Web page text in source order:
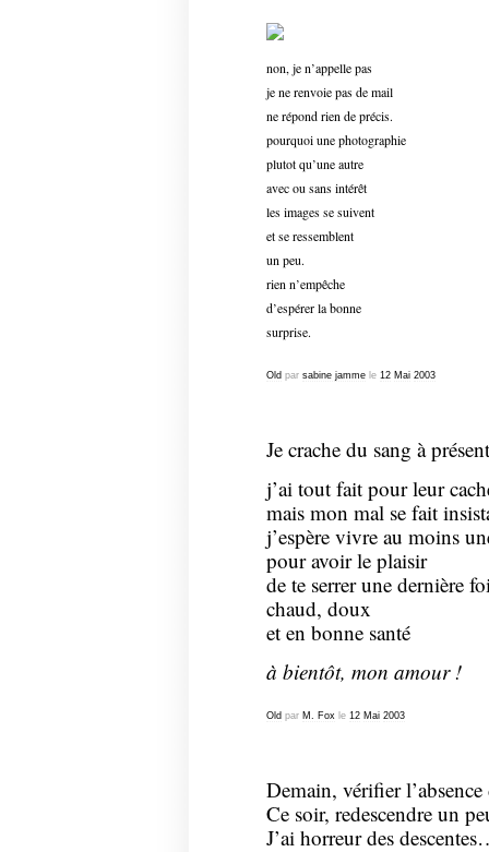
non, je n’appelle pas
je ne renvoie pas de mail
ne répond rien de précis.
pourquoi une photographie
plutot qu’une autre
avec ou sans intérêt
les images se suivent
et se ressemblent
un peu.
rien n’empêche
d’espérer la bonne
surprise.
Old par sabine jammele 12 Mai 2003
Je crache du sang à
j’ai tout fait pour leur
mais mon mal se fait
j’espère vivre au moins
pour avoir le plaisir
de te serrer une dernière
chaud, doux
et en bonne santé
à bientôt, mon amour !
Old par M. Fox le 12 Mai 2003
Demain, vérifier
Ce soir, redescendre un
J’ai horreur des